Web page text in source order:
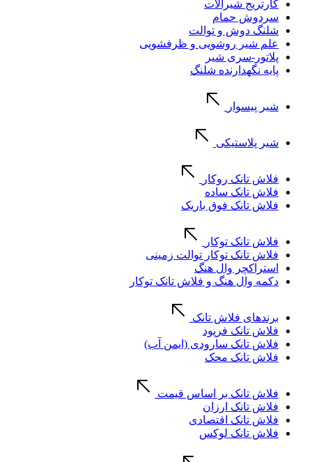
کارتریج شیرآلات
سردوش حمام
شلنگ دوش و توالت
علم شیر روشویی و ظرفشویی
پلاتور-سری شیر
پایه نگهدارنده شلنگ
شیر پیسوار
شیر پلاستیکی
فلاش تانک روکار
فلاش تانک ساده
فلاش تانک فوق باریک
فلاش تانک توکار
فلاش تانک توکار توالت زمینی
استراکچر وال هنگ
دکمه وال هنگ و فلاش تانک توکار
برندهای فلاش تانک
فلاش تانک فرپود
فلاش تانک سارودی (ایمن آب)
فلاش تانک محک
فلاش تانک بر اساس قیمت
فلاش تانک ارزان
فلاش تانک اقتصادی
فلاش تانک لوکس